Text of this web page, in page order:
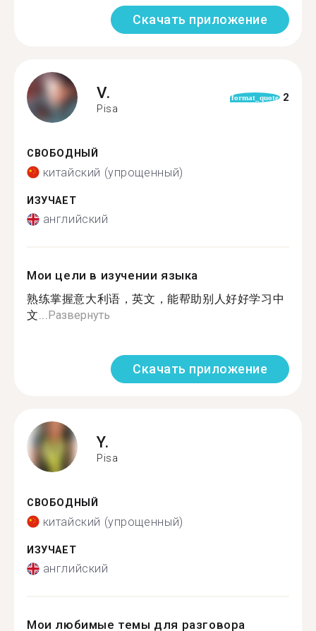
Скачать приложение
V.
Pisa
format_quote 2
СВОБОДНЫЙ
китайский (упрощенный)
ИЗУЧАЕТ
английский
Мои цели в изучении языка
熟练掌握意大利语，英文，能帮助别人好好学习中
文...Развернуть
Скачать приложение
Y.
Pisa
СВОБОДНЫЙ
китайский (упрощенный)
ИЗУЧАЕТ
английский
Мои любимые темы для разговора